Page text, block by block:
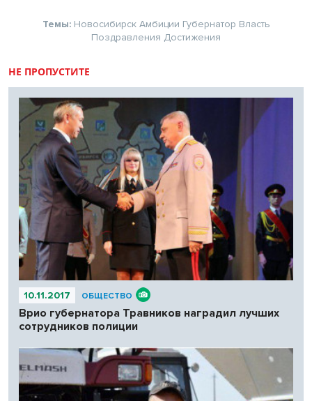
Темы: Новосибирск Амбиции Губернатор Власть
Поздравления Достижения
НЕ ПРОПУСТИТЕ
10.11.2017 ОБЩЕСТВО
Врио губернатора Травников наградил лучших
сотрудников полиции